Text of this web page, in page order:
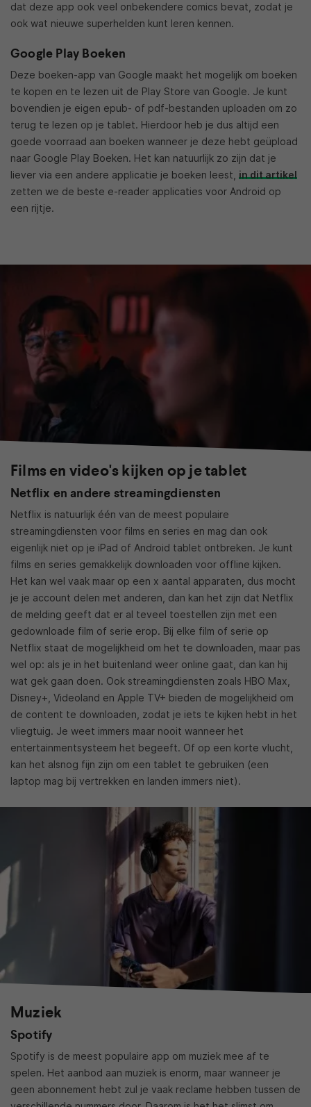
dat deze app ook veel onbekendere comics bevat, zodat je
ook wat nieuwe superhelden kunt leren kennen.
Google Play Boeken
Deze boeken-app van Google maakt het mogelijk om boeken
te kopen en te lezen uit de Play Store van Google. Je kunt
bovendien je eigen epub- of pdf-bestanden uploaden om zo
terug te lezen op je tablet. Hierdoor heb je dus altijd een
goede voorraad aan boeken wanneer je deze hebt geüpload
naar Google Play Boeken. Het kan natuurlijk zo zijn dat je
liever via een andere applicatie je boeken leest, in dit artikel
zetten we de beste e-reader applicaties voor Android op
een rijtje.
Films en video's kijken op je tablet
Netflix en andere streamingdiensten
Netflix is natuurlijk één van de meest populaire
streamingdiensten voor films en series en mag dan ook
eigenlijk niet op je iPad of Android tablet ontbreken. Je kunt
films en series gemakkelijk downloaden voor offline kijken.
Het kan wel vaak maar op een x aantal apparaten, dus mocht
je je account delen met anderen, dan kan het zijn dat Netflix
de melding geeft dat er al teveel toestellen zijn met een
gedownloade film of serie erop. Bij elke film of serie op
Netflix staat de mogelijkheid om het te downloaden, maar pas
wel op: als je in het buitenland weer online gaat, dan kan hij
wat gek gaan doen. Ook streamingdiensten zoals HBO Max,
Disney+, Videoland en Apple TV+ bieden de mogelijkheid om
de content te downloaden, zodat je iets te kijken hebt in het
vliegtuig. Je weet immers maar nooit wanneer het
entertainmentsysteem het begeeft. Of op een korte vlucht,
kan het alsnog fijn zijn om een tablet te gebruiken (een
laptop mag bij vertrekken en landen immers niet).
Muziek
Spotify
Spotify is de meest populaire app om muziek mee af te
spelen. Het aanbod aan muziek is enorm, maar wanneer je
geen abonnement hebt zul je vaak reclame hebben tussen de